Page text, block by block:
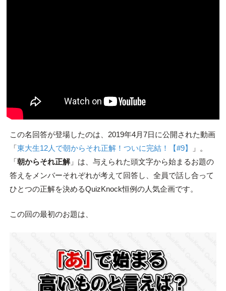
この名回答が登場したのは、2019年4月7日に公開された動画
「東大生12人で朝からそれ正解！ついに完結！【#9】
」。
「朝からそれ正解」は、与えられた頭文字から始まるお題の
答えをメンバーそれぞれが考えて回答し、全員で話し合って
ひとつの正解を決めるQuizKnock恒例の人気企画です。
この回の最初のお題は、